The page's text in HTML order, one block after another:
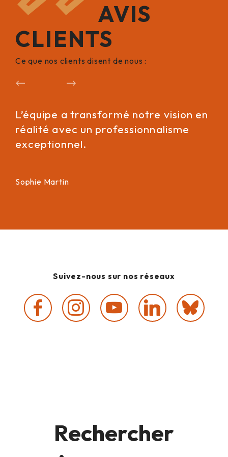
AVIS
CLIENTS
Ce que nos clients disent de nous :
L’équipe a transformé notre vision en
réalité avec un professionnalisme
exceptionnel.
Sophie Martin
Suivant
Suivez-nous sur nos réseaux
Rechercher